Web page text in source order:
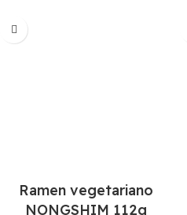
Ramen vegetariano
NONGSHIM 112g